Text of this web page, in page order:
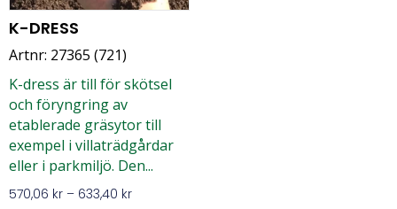
K-DRESS
Artnr: 27365 (721)
K-dress är till för skötsel
och föryngring av
etablerade gräsytor till
exempel i villaträdgårdar
eller i parkmiljö. Den...
570,06 kr – 633,40 kr